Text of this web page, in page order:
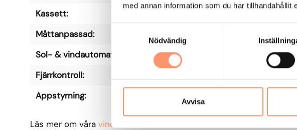
med annan information som du har
m
s
Nödvändig
Avvisa
Kassett:
Måttanpassad:
Sol- & vindautomatik:
Fjärrkontroll:
Appstyrning:
Läs mer om våra vindklasser